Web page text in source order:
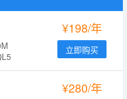
¥198/年
立即购买
¥280/年